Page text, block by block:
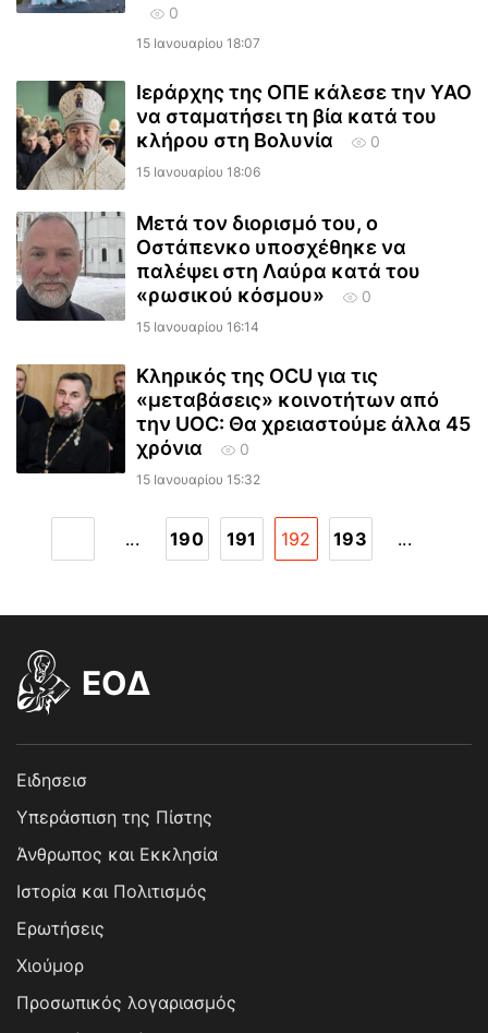
0
15 Ιανουαρίου 18:07
Ιεράρχης της ΟΠΕ κάλεσε την ΥΑΟ
να σταματήσει τη βία κατά του
κλήρου στη Βολυνία
0
15 Ιανουαρίου 18:06
Μετά τον διορισμό του, ο
Οστάπενκο υποσχέθηκε να
παλέψει στη Λαύρα κατά του
«ρωσικού κόσμου»
0
15 Ιανουαρίου 16:14
Κληρικός της OCU για τις
«μεταβάσεις» κοινοτήτων από
την UOC: Θα χρειαστούμε άλλα 45
χρόνια
0
15 Ιανουαρίου 15:32
... 190 191 192 193 ...
EOΔ
Ειδησεισ
Υπεράσπιση της Πίστης
Άνθρωπος και Εκκλησία
Ιστορία και Πολιτισμός
Ερωτήσεις
Χιούμορ
Προσωπικός λογαριασμός